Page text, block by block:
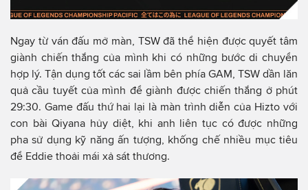
Ngay từ ván đấu mở màn, TSW đã thể hiện được quyết tâm
giành chiến thắng của mình khi có những bước di chuyển
hợp lý. Tận dụng tốt các sai lầm bên phía GAM, TSW dần lăn
quả cầu tuyết của mình để giành được chiến thắng ở phút
29:30. Game đấu thứ hai lại là màn trình diễn của Hizto với
con bài Qiyana hủy diệt, khi anh liên tục có được những
pha sử dụng kỹ năng ấn tượng, khống chế nhiều mục tiêu
để Eddie thoải mái xả sát thương.